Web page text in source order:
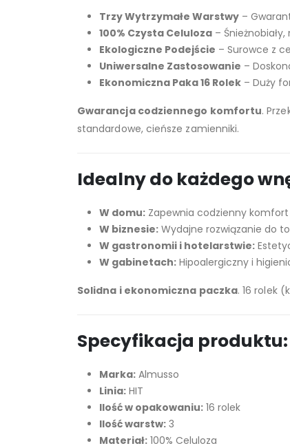
Trzy Wytrzymałe Warstwy –
100% Czysta Celuloza –
Ekologiczne Podejście – Surowce z
Uniwersalne Zastosowanie –
Ekonomiczna Paka 16 Rolek – Duży
Gwarancja codziennego komfortu.
standardowe, cieńsze zamienniki.
Idealny do każdego
W domu: Zapewnia codzienny
W biznesie: Wydajne rozwiązanie do
W gastronomii i hotelarstwie:
W gabinetach: Hipoalergiczny i
Solidna i ekonomiczna paczka. 16 rolek
Specyfikacja produktu:
Marka: Almusso
Linia: HIT
Ilość w opakowaniu: 16 rolek
Ilość warstw: 3
Materiał: 100% Celuloza